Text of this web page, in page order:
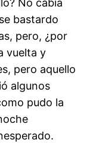
No cabía
bastardo
pero, ¿por
vuelta y
pero aquello
algunos
pudo la